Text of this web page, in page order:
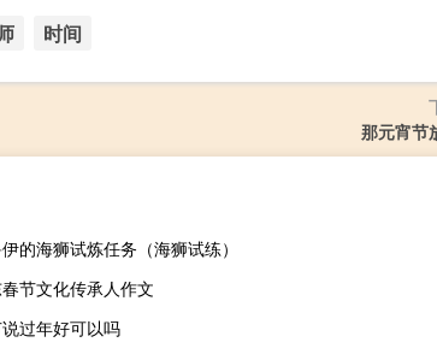
时间
那元宵节
的海狮试炼任务（海狮试练）
节文化传承人作文
过年好可以吗